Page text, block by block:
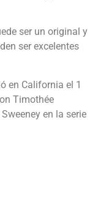
ser un original y
ser excelentes
en California el 1
Timothée
en la serie